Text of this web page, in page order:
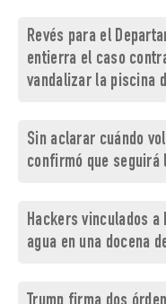
Revés para el
entierra el caso
vandalizar la piscina
Sin aclarar cuándo
confirmó que seguirá
Hackers vinculados
agua en una docena